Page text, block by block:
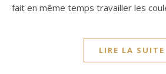
fait en même temps travailler les
LIRE LA SUITE